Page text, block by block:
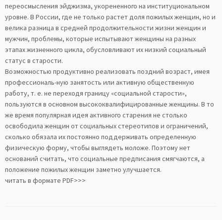
переосмысления эйджизма, укорененного на институциональном
уровне. В России, где не только растет доля пожилых женщин, но и
велика разница в средней продолжительности жизни женщин и
мужчин, проблемы, которые испытывают женщины на разных
этапах жизненного цикла, обусловливают их низкий социальный
статус в старости.
Возможностью продуктивно реализовать поздний возраст, имея
профессиональ-ную занятость или активную общественную
работу, т. е. не переходя границу «социальной старости»,
пользуются в основном высококвалифицированные женщины. В то
же время популярная идея активного старения не столько
освободила женщин от социальных стереотипов и ограничений,
сколько обязала их постоянно поддерживать определенную
физическую форму, чтобы выглядеть моложе. Поэтому нет
оснований считать, что социальные предписания смягчаются, а
положение пожилых женщин заметно улучшается.
читать в формате PDF>>>